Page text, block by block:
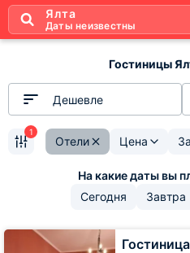
Ялта
Даты неизвестны
Гостиницы
Дешевле
Отели Цена
1
Сегодня Завтра
Гостиница